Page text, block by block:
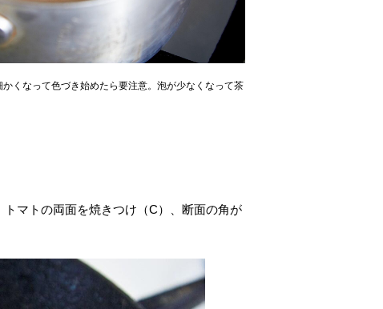
くなって色づき始めたら要注意。泡が少なくなって茶
マトの両面を焼きつけ（C）、断面の角が